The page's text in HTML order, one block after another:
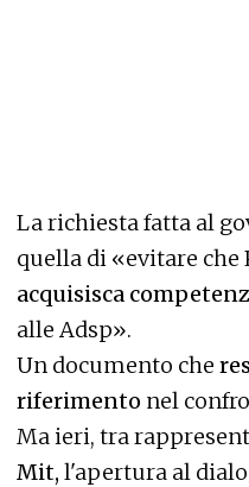
La richiesta fatta al
quella di «evitare che
acquisisca
alle Adsp».
Un documento che
riferimento nel
Ma ieri, tra
Mit, l'apertura al